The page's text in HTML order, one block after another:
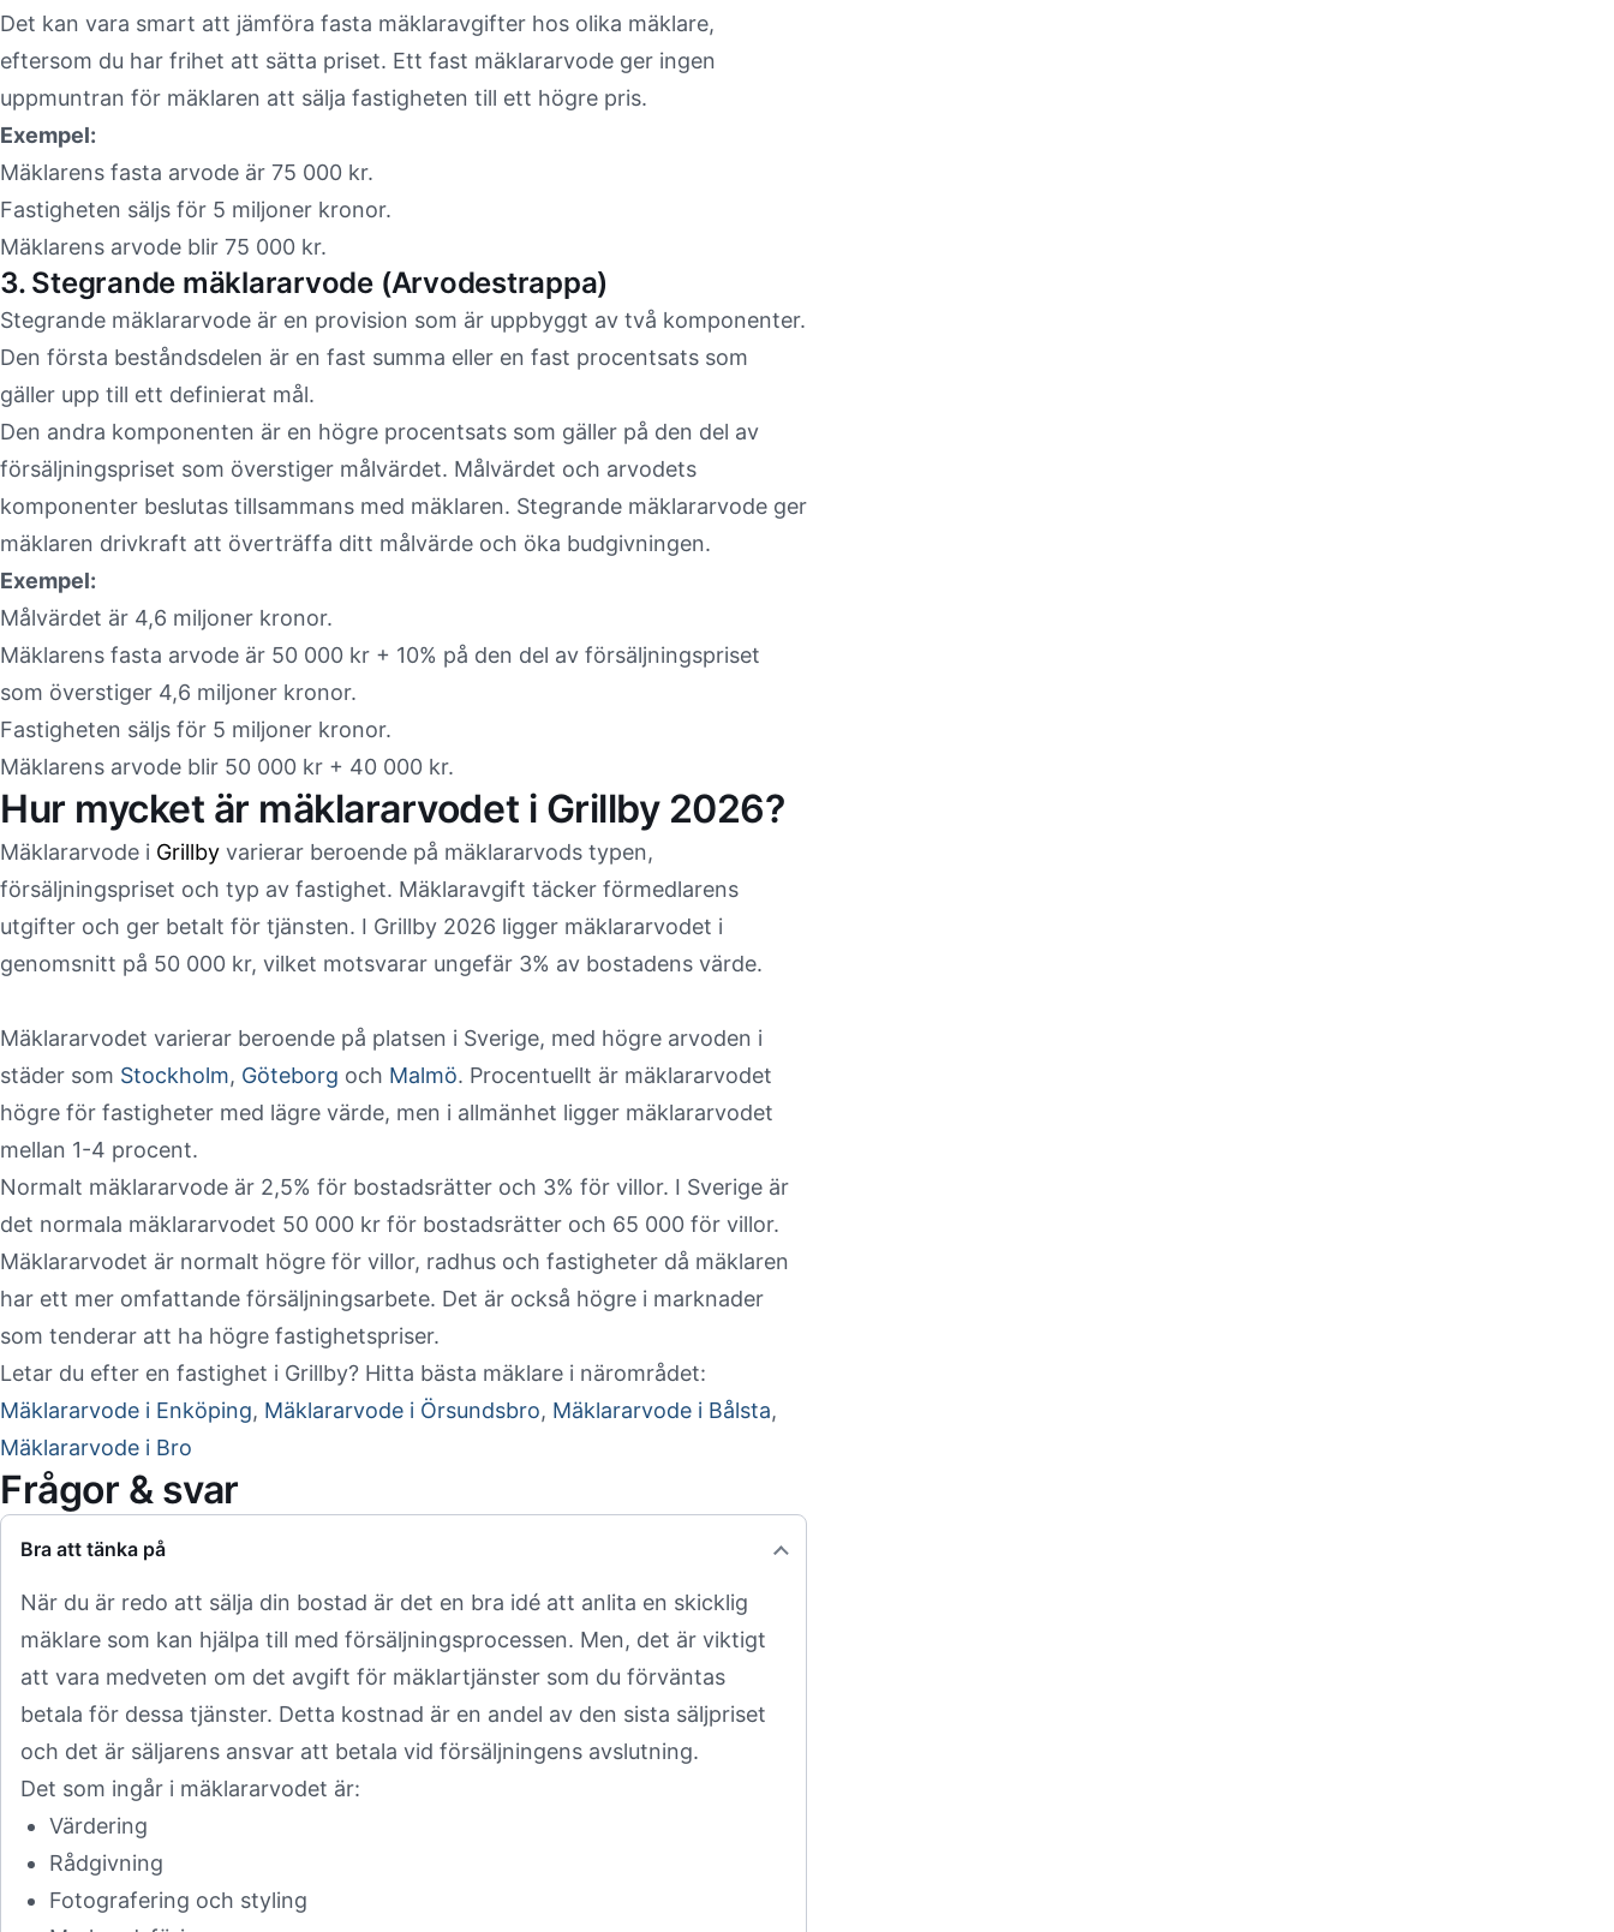
Det kan vara smart att jämföra fasta mäklaravgifter hos olika mäklare,
eftersom du har frihet att sätta priset. Ett fast mäklararvode ger ingen
uppmuntran för mäklaren att sälja fastigheten till ett högre pris.
Exempel:
Mäklarens fasta arvode är 75 000 kr.
Fastigheten säljs för 5 miljoner kronor.
Mäklarens arvode blir 75 000 kr.
3. Stegrande mäklararvode (Arvodestrappa)
Stegrande mäklararvode är en provision som är uppbyggt av två komponenter.
Den första beståndsdelen är en fast summa eller en fast procentsats som
gäller upp till ett definierat mål.
Den andra komponenten är en högre procentsats som gäller på den del av
försäljningspriset som överstiger målvärdet. Målvärdet och arvodets
komponenter beslutas tillsammans med mäklaren. Stegrande mäklararvode ger
mäklaren drivkraft att överträffa ditt målvärde och öka budgivningen.
Exempel:
Målvärdet är 4,6 miljoner kronor.
Mäklarens fasta arvode är 50 000 kr + 10% på den del av försäljningspriset
som överstiger 4,6 miljoner kronor.
Fastigheten säljs för 5 miljoner kronor.
Mäklarens arvode blir 50 000 kr + 40 000 kr.
Hur mycket är mäklararvodet i Grillby 2026?
Mäklararvode i Grillby varierar beroende på mäklararvods typen,
försäljningspriset och typ av fastighet. Mäklaravgift täcker förmedlarens
utgifter och ger betalt för tjänsten. I Grillby 2026 ligger mäklararvodet i
genomsnitt på 50 000 kr, vilket motsvarar ungefär 3% av bostadens värde.
Mäklararvodet varierar beroende på platsen i Sverige, med högre arvoden i
städer som Stockholm, Göteborg och Malmö. Procentuellt är mäklararvodet
högre för fastigheter med lägre värde, men i allmänhet ligger mäklararvodet
mellan 1-4 procent.
Normalt mäklararvode är 2,5% för bostadsrätter och 3% för villor. I Sverige är
det normala mäklararvodet 50 000 kr för bostadsrätter och 65 000 för villor.
Mäklararvodet är normalt högre för villor, radhus och fastigheter då mäklaren
har ett mer omfattande försäljningsarbete. Det är också högre i marknader
som tenderar att ha högre fastighetspriser.
Letar du efter en fastighet i Grillby? Hitta bästa mäklare i närområdet:
Mäklararvode i Enköping, Mäklararvode i Örsundsbro, Mäklararvode i Bålsta,
Mäklararvode i Bro
Frågor & svar
Bra att tänka på
När du är redo att sälja din bostad är det en bra idé att anlita en skicklig
mäklare som kan hjälpa till med försäljningsprocessen. Men, det är viktigt
att vara medveten om det avgift för mäklartjänster som du förväntas
betala för dessa tjänster. Detta kostnad är en andel av den sista säljpriset
och det är säljarens ansvar att betala vid försäljningens avslutning.
Det som ingår i mäklararvodet är:
Värdering
Rådgivning
Fotografering och styling